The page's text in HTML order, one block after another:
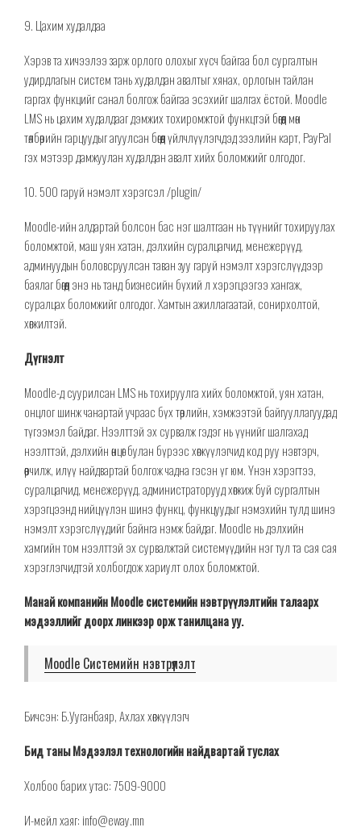
9. Цахим худалдаа
Хэрэв та хичээлээ зарж орлого олохыг хүсч байгаа бол сургалтын
удирдлагын систем тань худалдан авалтыг хянах, орлогын тайлан
гаргах функцийг санал болгож байгаа эсэхийг шалгах ёстой. Moodle
LMS нь цахим худалдааг дэмжих тохиромжтой функцтэй бөгөөд мөн
төлбөрийн гарцуудыг агуулсан бөгөөд үйлчлүүлэгчдэд зээлийн карт, PayPal
гэх мэтээр дамжуулан худалдан авалт хийх боломжийг олгодог.
10. 500 гаруй нэмэлт хэрэгсэл /plugin/
Moodle-ийн алдартай болсон бас нэг шалтгаан нь түүнийг тохируулах
боломжтой, маш уян хатан, дэлхийн суралцагчид, менежерүүд,
админуудын боловсруулсан таван зуу гаруй нэмэлт хэрэгслүүдээр
баялаг бөгөөд энэ нь танд бизнесийн бүхий л хэрэгцээгээ хангаж,
суралцах боломжийг олгодог.Хамтын ажиллагаатай, сонирхолтой,
хөгжилтэй.
Дүгнэлт
Moodle-д суурилсан LMS нь тохируулга хийх боломжтой, уян хатан,
онцлог шинж чанартай учраас бүх төрлийн, хэмжээтэй байгууллагуудад
түгээмэл байдаг. Нээлттэй эх сурвалж гэдэг нь үүнийг шалгахад
нээлттэй, дэлхийн өнцөг булан бүрээс хөгжүүлэгчид код руу нэвтэрч,
өөрчилж, илүү найдвартай болгож чадна гэсэн үг юм. Үнэн хэрэгтээ,
суралцагчид, менежерүүд, администраторууд хөгжиж буй сургалтын
хэрэгцээнд нийцүүлэн шинэ функц, функцуудыг нэмэхийн тулд шинэ
нэмэлт хэрэгслүүдийгбайнга нэмж байдаг. Moodle нь дэлхийн
хамгийн том нээлттэй эх сурвалжтай системүүдийн нэг тул та сая сая
хэрэглэгчидтэй холбогдож хариулт олох боломжтой.
Манай компанийн Moodle системийн нэвтрүүлэлтийн талаарх
мэдээллийг доорх линкээр орж танилцана уу.
Moodle Системийн нэвтрүүлэлт
Бичсэн: Б.Ууганбаяр, Ахлах хөгжүүлэгч
Бид таны Мэдээлэл технологийн найдвартай туслах
Холбоо барих утас: 7509-9000
И-мейл хаяг: info@eway.mn